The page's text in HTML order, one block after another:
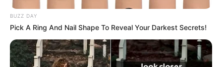
BUZZ DAY
Pick A Ring And Nail Shape To Reveal Your Darkest Secrets!